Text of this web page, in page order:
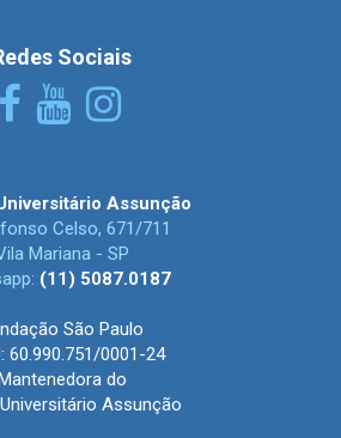
Sociais
Assunção
Celso, 671/711
Mariana - SP
(11) 5087.0187
São Paulo
60.990.751/0001-24
do
Assunção